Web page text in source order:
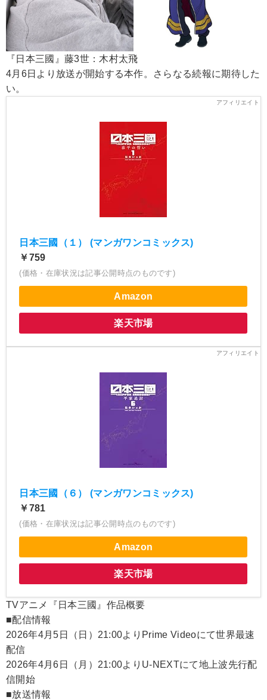
『日本三國』藤3世：木村太飛
4月6日より放送が開始する本作。さらなる続報に期待した
い。
日本三國（１） (マンガワンコミックス)
￥759
(価格・在庫状況は記事公開時点のものです)
Amazon
楽天市場
日本三國（６） (マンガワンコミックス)
￥781
(価格・在庫状況は記事公開時点のものです)
Amazon
楽天市場
TVアニメ『日本三國』作品概要
■配信情報
2026年4月5日（日）21:00よりPrime Videoにて世界最速
配信
2026年4月6日（月）21:00よりU-NEXTにて地上波先行配
信開始
■放送情報